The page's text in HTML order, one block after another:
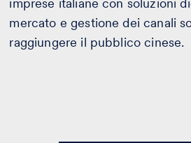
mercato e gestione dei canali
raggiungere il pubblico cinese.